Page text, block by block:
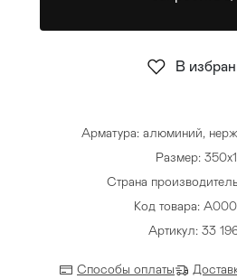
Стулья >
Арматура: алюминий,
Размер:
Страна
Код товара:
Артикул: 33
Способы оплаты
В